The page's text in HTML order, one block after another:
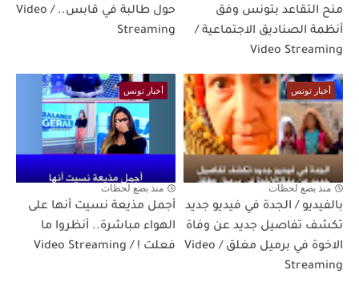
منح التقاعد بتونس وفق
أنظمة الصناديق الاجتماعية /
Video Streaming
حول طالبة في قابس.. / Video
Streaming
أخبار تونس
منذ بضع لحظات
بالفيديو / الجدة في فيديو جديد
تكشف تفاصيل جديد عن وفاة
الاخوة في برميل مغلق / Video
Streaming
أخبار تونس
منذ بضع لحظات
أجمل مذيعة نسيت أنها على
الهواء مباشرة.. أنظروا ما
فعلت ! / Video Streaming